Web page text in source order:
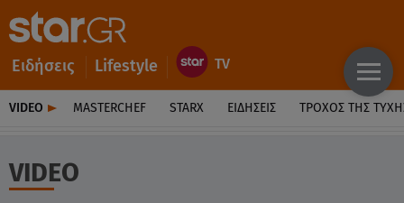
Ειδήσεις Lifestyle
VIDEO MASTERCHEF STARX ΕΙΔΉΣΕΙΣ ΤΡΟΧΌΣ ΤΗΣ
VIDEO